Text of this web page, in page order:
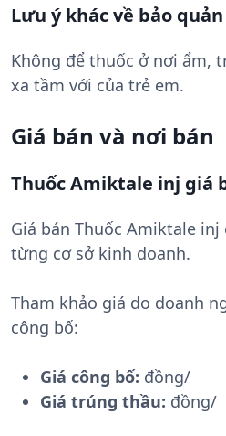
Lưu ý khác về bảo
Không để thuốc ở nơi ẩm,
xa tầm với của trẻ em.
Giá bán và nơi bán
Thuốc Amiktale inj giá
Giá bán Thuốc Amiktale
từng cơ sở kinh doanh.
Tham khảo giá do doanh
công bố:
Giá công bố: đồng/
Giá trúng thầu: đồng/